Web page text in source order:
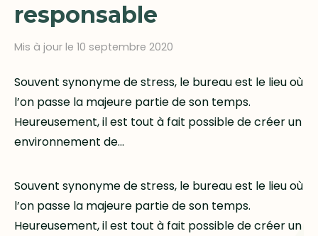
responsable
Mis à jour le 10 septembre 2020
Souvent synonyme de stress, le bureau est le lieu où
l’on passe la majeure partie de son temps.
Heureusement, il est tout à fait possible de créer un
environnement de…
Souvent synonyme de stress, le bureau est le lieu où
l’on passe la majeure partie de son temps.
Heureusement, il est tout à fait possible de créer un